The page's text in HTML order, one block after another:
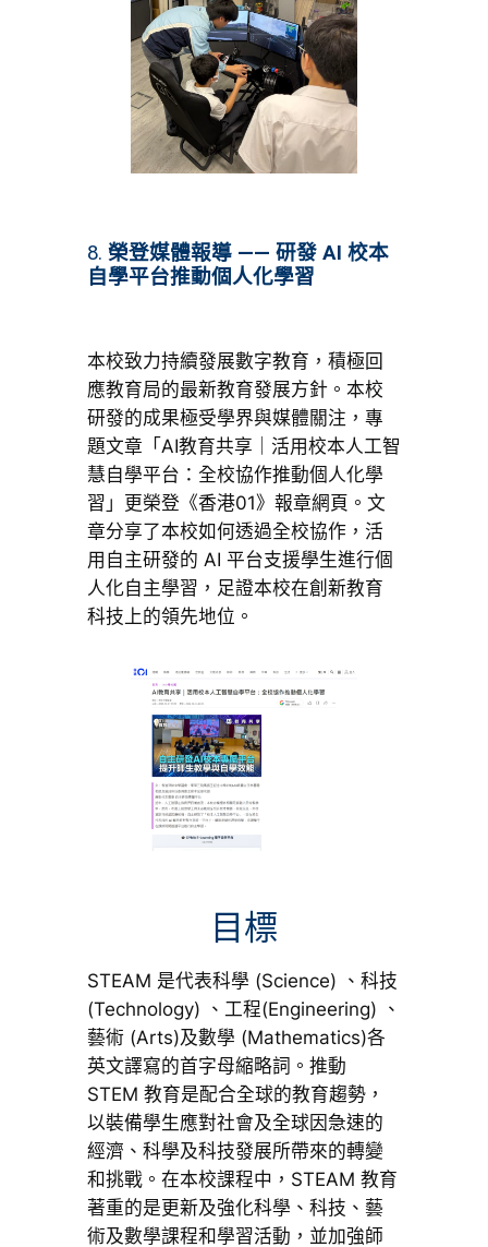
8. 榮登媒體報導 —— 研發 AI 校本
自學平台推動個人化學習
本校致力持續發展數字教育，積極回
應教育局的最新教育發展方針。本校
研發的成果極受學界與媒體關注，專
題文章「AI教育共享｜活用校本人工智
慧自學平台：全校協作推動個人化學
習」更榮登《香港01》報章網頁。文
章分享了本校如何透過全校協作，活
用自主研發的 AI 平台支援學生進行個
人化自主學習，足證本校在創新教育
科技上的領先地位。
目標
STEAM 是代表科學 (Science) 、科技
(Technology) 、工程(Engineering) 、
藝術 (Arts)及數學 (Mathematics)各
英文譯寫的首字母縮略詞。推動
STEM 教育是配合全球的教育趨勢，
以裝備學生應對社會及全球因急速的
經濟、科學及科技發展所帶來的轉變
和挑戰。在本校課程中，STEAM 教育
著重的是更新及強化科學、科技、藝
術及數學課程和學習活動，並加強師